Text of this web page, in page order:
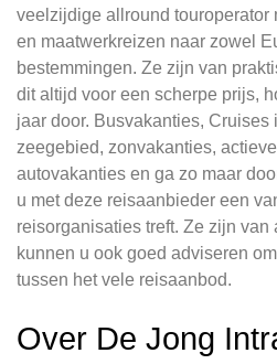
veelzijdige allround touroperator
en maatwerkreizen naar zowel
bestemmingen. Ze zijn van
dit altijd voor een scherpe prijs,
jaar door. Busvakanties, Cruises
zeegebied, zonvakanties,
autovakanties en ga zo maar
u met deze reisaanbieder een
reisorganisaties treft. Ze zijn van
kunnen u ook goed adviseren
tussen het vele reisaanbod.
Over De Jong